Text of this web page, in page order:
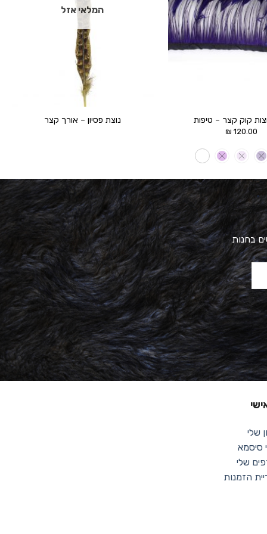
קוק קצר – טיפות
120.00
₪
המלאי אזל
נוצת פסיון – אורך קצר
בחנות
שלי
סיסמא
שלי
הזמנות